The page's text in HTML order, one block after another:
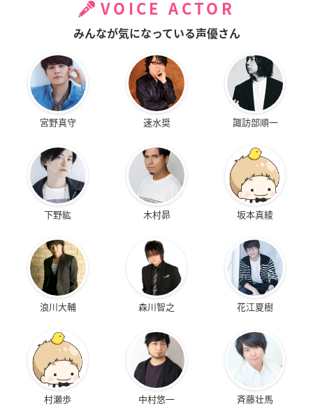
VOICE ACTOR
みんなが気になっている声優さん
宮野真守 速水奨 諏訪部順一
下野紘 木村昴 坂本真綾
浪川大輔 森川智之 花江夏樹
村瀬歩 中村悠一 斉藤壮馬